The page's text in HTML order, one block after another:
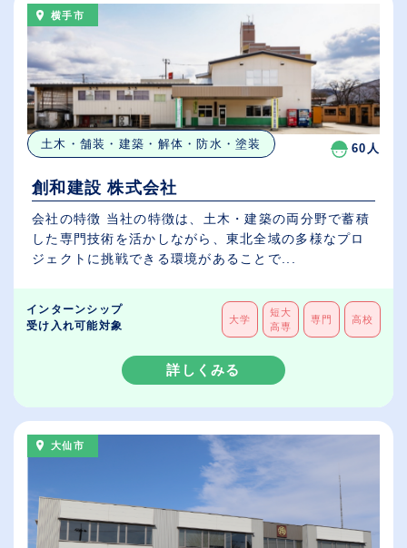
横手市
土木・舗装・建築・解体・防水・塗装 60人
創和建設 株式会社
会社の特徴 当社の特徴は、土木・建築の両分野で蓄積
した専門技術を活かしながら、東北全域の多様なプロ
ジェクトに挑戦できる環境があることで...
インターンシップ
受け入れ可能対象
大学
短大
高専
専門 高校
詳しくみる
大仙市